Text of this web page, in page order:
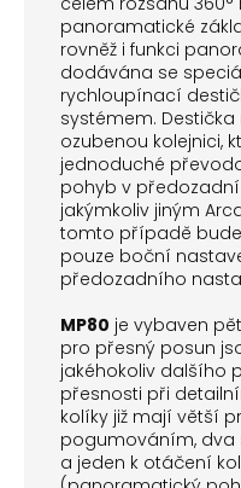
panoramatické
rovněž i funkci
dodávána se
rychloupínací
systémem.
ozubenou kolejnici,
jednoduché
pohyb v předozadní
jakýmkoliv jiným
tomto případě
pouze boční
předozadního
MP80 je vybaven
pro přesný posun
jakéhokoliv dalšího
přesnosti při
kolíky již mají větší
pogumováním, dva
a jeden k otáčení